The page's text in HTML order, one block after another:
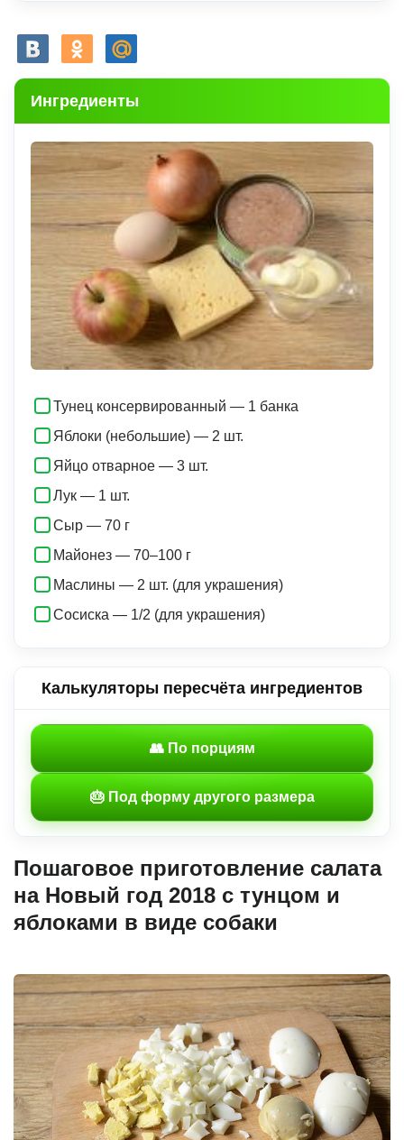
Ингредиенты
Тунец консервированный — 1 банка
Яблоки (небольшие) — 2 шт.
Яйцо отварное — 3 шт.
Лук — 1 шт.
Сыр — 70 г
Майонез — 70–100 г
Маслины — 2 шт. (для украшения)
Сосиска — 1/2 (для украшения)
Калькуляторы пересчёта ингредиентов
👥 По порциям
🎂 Под форму другого размера
Пошаговое приготовление салата
на Новый год 2018 с тунцом и
яблоками в виде собаки